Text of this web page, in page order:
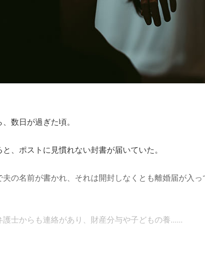
数日が過ぎた頃。
、ポストに見慣れない封書が届いていた。
の名前が書かれ、それは開封しなくとも離婚届が入
士からも連絡があり、財産分与や子どもの養......